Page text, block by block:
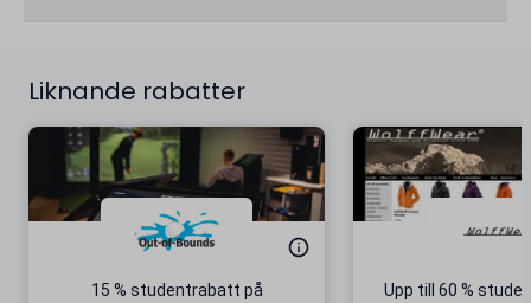
Liknande rabatter
15 % studentrabatt på
Upp till 60 %